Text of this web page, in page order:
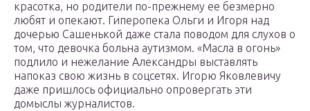
красотка, но родители по-прежнему ее безмерно
любят и опекают. Гиперопека Ольги и Игоря над
дочерью Сашенькой даже стала поводом для слухов о
том, что девочка больна аутизмом. «Масла в огонь»
подлило и нежелание Александры выставлять
напоказ свою жизнь в соцсетях. Игорю Яковлевичу
даже пришлось официально опровергать эти
домыслы журналистов.